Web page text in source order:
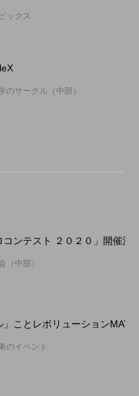
ックス
のサークル（中部）
コンテスト ２０２０」開催
（中部）
」ことレボリューション
のイベント